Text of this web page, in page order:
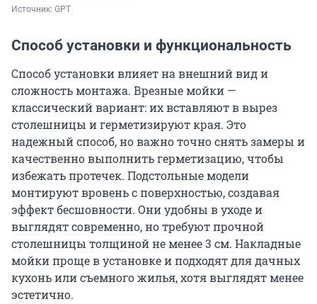
Источник: GPT
Способ установки и функциональность
Способ установки влияет на внешний вид и
сложность монтажа. Врезные мойки —
классический вариант: их вставляют в вырез
столешницы и герметизируют края. Это
надежный способ, но важно точно снять замеры и
качественно выполнить герметизацию, чтобы
избежать протечек. Подстольные модели
монтируют вровень с поверхностью, создавая
эффект бесшовности. Они удобны в уходе и
выглядят современно, но требуют прочной
столешницы толщиной не менее3 см. Накладные
мойки проще в установке и подходят для дачных
кухонь или съемного жилья, хотя выглядят менее
эстетично.